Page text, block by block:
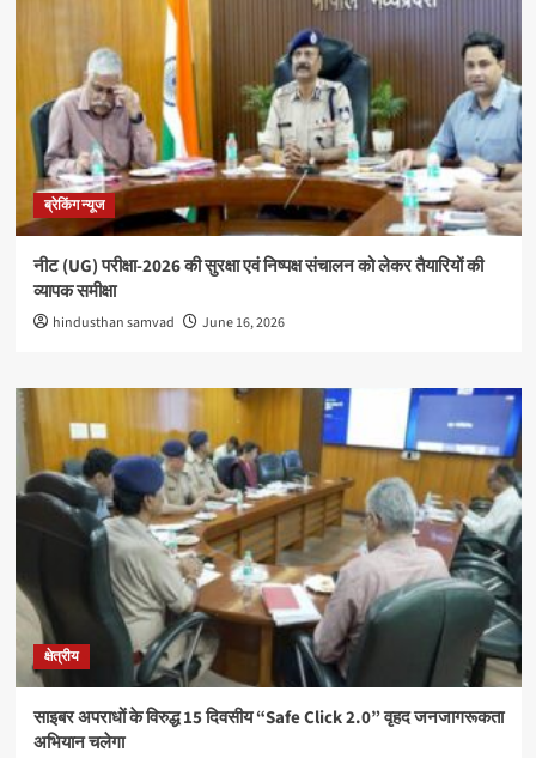
ब्रेकिंग न्यूज
नीट (UG) परीक्षा-2026 की सुरक्षा एवं निष्पक्ष संचालन को लेकर तैयारियों की
व्यापक समीक्षा
hindusthan samvad June 16, 2026
क्षेत्रीय
साइबर अपराधों के विरुद्ध 15 दिवसीय “Safe Click 2.0” वृहद जनजागरूकता
अभियान चलेगा